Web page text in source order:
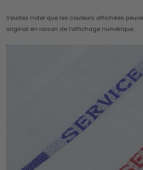
Veuillez noter que les couleurs affichées
original en raison de l'affichage numérique.